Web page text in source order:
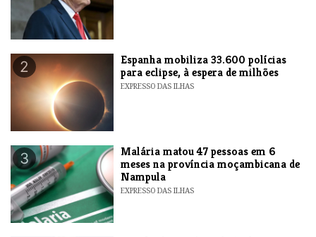
2
Espanha mobiliza 33.600 polícias
para eclipse, à espera de milhões
EXPRESSO DAS ILHAS
3
​Malária matou 47 pessoas em 6
meses na província moçambicana de
Nampula
EXPRESSO DAS ILHAS